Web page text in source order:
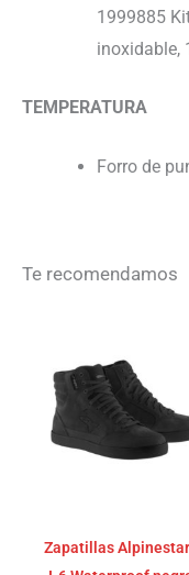
1999885
inoxidable,
TEMPERATURA
Forro de
Te recomendamos
Zapatillas
original
era:
179,95€.